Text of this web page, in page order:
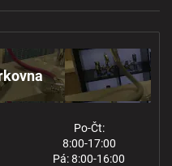
Po-Čt:
8:00-17:00
Pá: 8:00-16:00